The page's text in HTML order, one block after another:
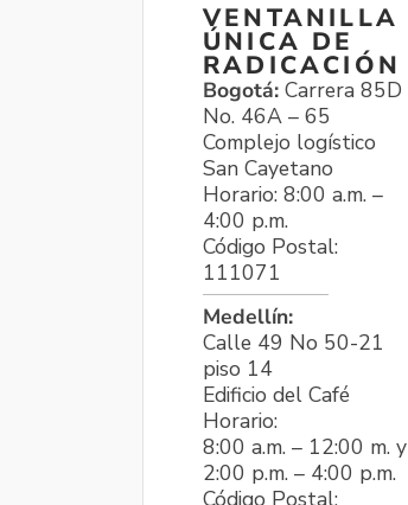
VENTANILLA
ÚNICA DE
RADICACIÓN
Bogotá: Carrera 85D
No. 46A – 65
Complejo logístico
San Cayetano
Horario: 8:00 a.m. –
4:00 p.m.
Código Postal:
111071
Medellín:
Calle 49 No 50-21
piso 14
Edificio del Café
Horario:
8:00 a.m. – 12:00 m. y
2:00 p.m. – 4:00 p.m.